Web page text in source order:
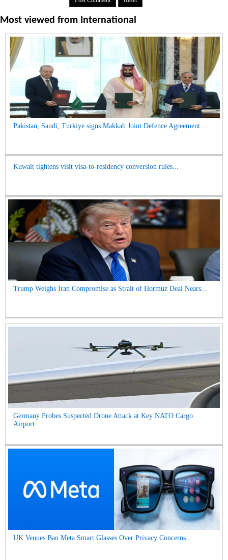
Most viewed from International
Pakistan, Saudi, Turkiye signs Makkah Joint Defence Agreement...
Kuwait tightens visit visa-to-residency conversion rules...
Trump Weighs Iran Compromise as Strait of Hormuz Deal Nears...
Germany Probes Suspected Drone Attack at Key NATO Cargo
Airport ...
UK Venues Ban Meta Smart Glasses Over Privacy Concerns...